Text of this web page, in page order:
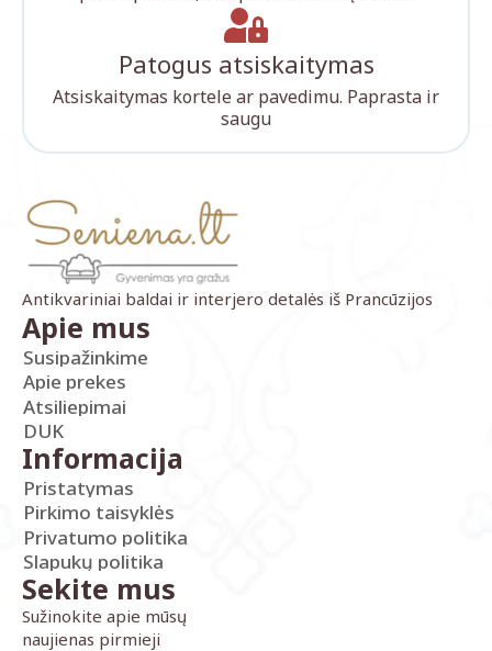
Patogus atsiskaitymas
Atsiskaitymas kortele ar pavedimu. Paprasta ir
saugu
Antikvariniai baldai ir interjero detalės iš Prancūzijos
Apie mus
Susipažinkime
Apie prekes
Atsiliepimai
DUK
Informacija
Pristatymas
Pirkimo taisyklės
Privatumo politika
Slapukų politika
Sekite mus
Sužinokite apie mūsų
naujienas pirmieji